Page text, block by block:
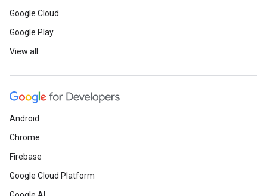
Google Cloud
Google Play
View all
Android
Chrome
Firebase
Google Cloud Platform